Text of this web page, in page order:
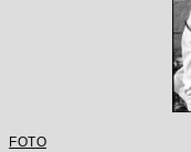
FOTO